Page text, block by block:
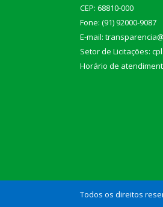
CEP: 68810-000
Fone: (91) 92000-9087
E-mail:
Setor de Licitações:
Horário de
Todos os direitos